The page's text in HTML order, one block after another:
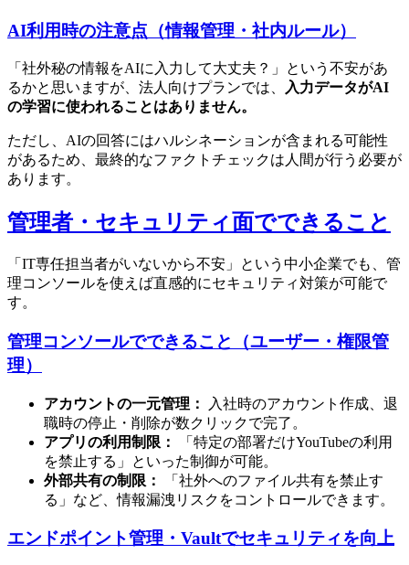
AI利用時の注意点（情報管理・社内ルール）
「社外秘の情報をAIに入力して大丈夫？」という不安があ
るかと思いますが、法人向けプランでは、
入力データがAI
の学習に使われることはありません。
ただし、AIの回答にはハルシネーションが含まれる可能性
があるため、最終的なファクトチェックは人間が行う必要が
あります。
管理者・セキュリティ面でできること
「IT専任担当者がいないから不安」という中小企業でも、管
理コンソールを使えば直感的にセキュリティ対策が可能で
す。
管理コンソールでできること（ユーザー・権限管
理）
アカウントの一元管理：
入社時のアカウント作成、退
職時の停止・削除が数クリックで完了。
アプリの利用制限：
「特定の部署だけYouTubeの利用
を禁止する」といった制御が可能。
外部共有の制限：
「社外へのファイル共有を禁止す
る」など、情報漏洩リスクをコントロールできます。
エンドポイント管理・Vaultでセキュリティを向上